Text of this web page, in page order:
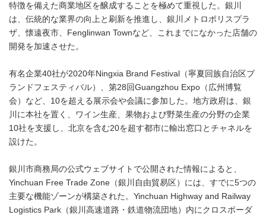
特徴を備えた商業地区を醸成することを極めて重視した。銀川
は、伝統的な業界の向上と刷新を推進し、銀川メトロポリスプラ
ザ、懐遠夜市、Fenglinwan Townなど、これまでになかった店舗の
開発を加速させた。
有名企業40社が2020年Ningxia Brand Festival（寧夏回族自治区ブ
ランドフェスティバル）、第28回Guangzhou Expo（広州博覧
会）など、10を超える展示会や会議に参加した。地方政府は、銀
川に本社を置く、ワイン生産、果物および野菜生産の分野の企業
10社を支援し、北京を含む20を超す都市に輸出窓口とチャネルを
設けた。
銀川市商務局の公式ウェブサイトで公開された情報によると、
Yinchuan Free Trade Zone（銀川自由貿易区）には、すでに5つの
主要な機能ゾーンが構築された。Yinchuan Highway and Railway
Logistics Park（銀川高速道路・鉄道物流団地）内にクロスボーダ